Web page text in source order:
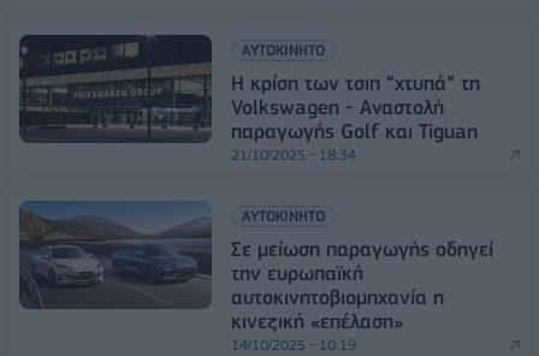
ΑΥΤΟΚΙΝΗΤΟ
Η κρίση των τσιπ “χτυπά” τη
Volkswagen - Αναστολή
παραγωγής Golf και Tiguan
21/10/2025 - 18:34
ΑΥΤΟΚΙΝΗΤΟ
Σε μείωση παραγωγής οδηγεί
την ευρωπαϊκή
αυτοκινητοβιομηχανία η
κινεζική «επέλαση»
14/10/2025 - 10:19